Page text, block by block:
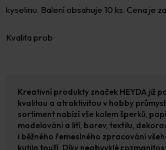
kyselinu. Balení obsahuje 10 ks. Cena je
Kvalita prob
Kreativní produkty značek HEYDA již
kvalitou a atraktivitou v hobby
sortiment nabízí vše kolem šperků,
modelování a lití, barev, textilu,
i běžného řemeslného zpracování
kutila touží. Díky neobvyklé